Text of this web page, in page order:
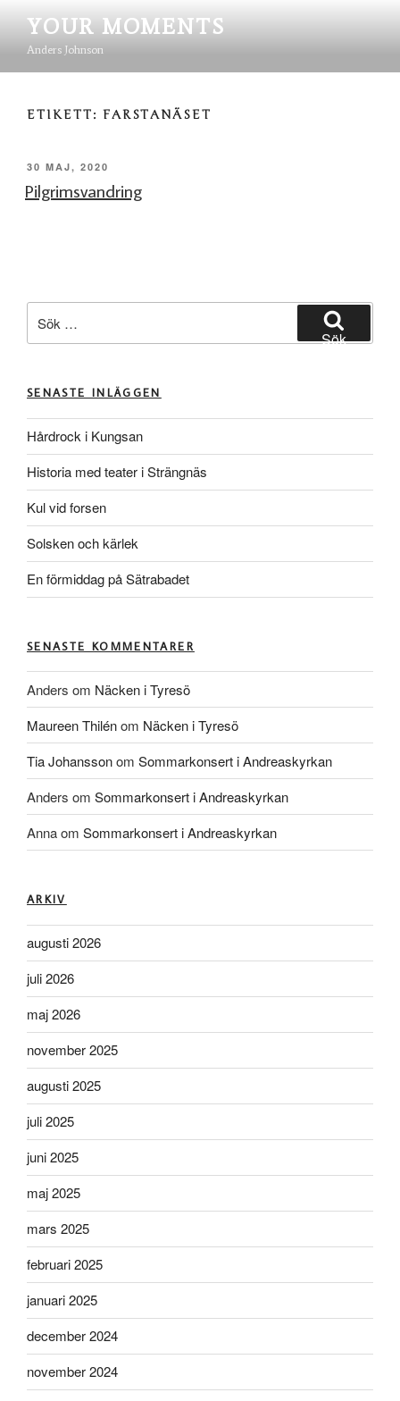
innehåll
YOUR MOMENTS
Anders Johnson
ETIKETT: FARSTANÄSET
PUBLICERAT
30 MAJ, 2020
Pilgrimsvandring
efter:
Sök
SENASTE INLÄGGEN
Hårdrock i Kungsan
Historia med teater i Strängnäs
Kul vid forsen
Solsken och kärlek
En förmiddag på Sätrabadet
SENASTE KOMMENTARER
Anders om Näcken i Tyresö
Maureen Thilénom Näcken i Tyresö
Tia Johanssonom Sommarkonsert i Andreaskyrkan
Anders om Sommarkonsert i Andreaskyrkan
Annaom Sommarkonsert i Andreaskyrkan
ARKIV
augusti 2026
juli 2026
maj 2026
november 2025
augusti 2025
juli 2025
juni 2025
maj 2025
mars 2025
februari 2025
januari 2025
december 2024
november 2024